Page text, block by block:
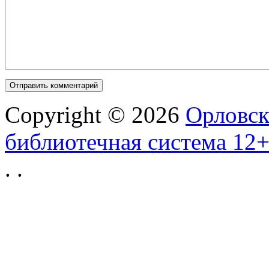
Copyright © 2026
библиотечная система 12+
. .